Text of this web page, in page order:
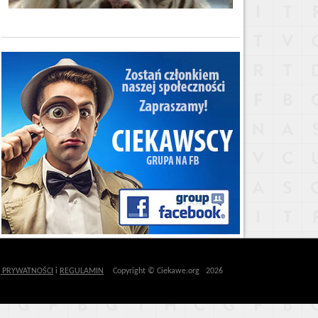
PRYWATNOŚCI i REGULAMIN Copyright © Ciekawe.org 2026